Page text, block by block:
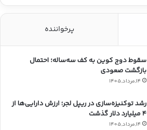
پرخواننده
سقوط دوج کوین به کف سه‌ساله؛ احتمال
بازگشت صعودی
14,مرداد,1405
رشد توکنیزه‌سازی در ریپل لجر؛ ارزش دارایی‌ها از
۴ میلیارد دلار گذشت
14,مرداد,1405